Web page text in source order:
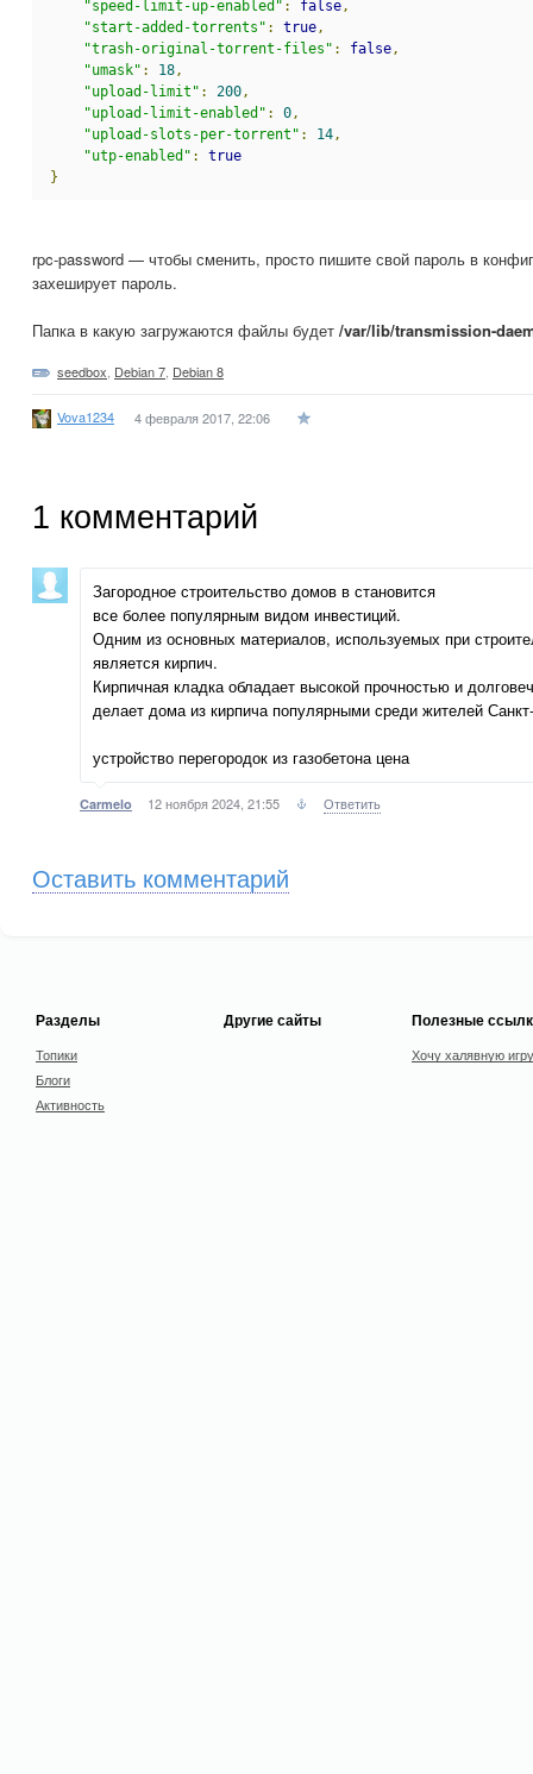
"speed-limit-up-enabled" : false,
"start-added-torrents" : true,
"trash-original-torrent-files" : false,
"umask" : 18,
"upload-limit" : 200,
"upload-limit-enabled" : 0,
"upload-slots-per-torrent" : 14,
"utp-enabled" :
true
}
rpc-password — чтобы сменить, просто пишите свой пароль в
захеширует пароль.
Папка в какую загружаются файлы будет /var/lib/transmission-
seedbox Debian 7 Debian 8
Vova1234 4 февраля 2017, 22:06
1 комментарий
Загородное строительство домов в становится
все более популярным видом инвестиций.
Одним из основных материалов, используемых при
является кирпич.
Кирпичная кладка обладает высокой прочностью и
делает дома из кирпича популярными среди жителей
устройство перегородок из газобетона цена
Carmelo 12 ноября 2024, 21:55 Ответить
Оставить комментарий
Разделы
Топики
Блоги
Активность
Другие сайты Полезные
Хочу халявную игру